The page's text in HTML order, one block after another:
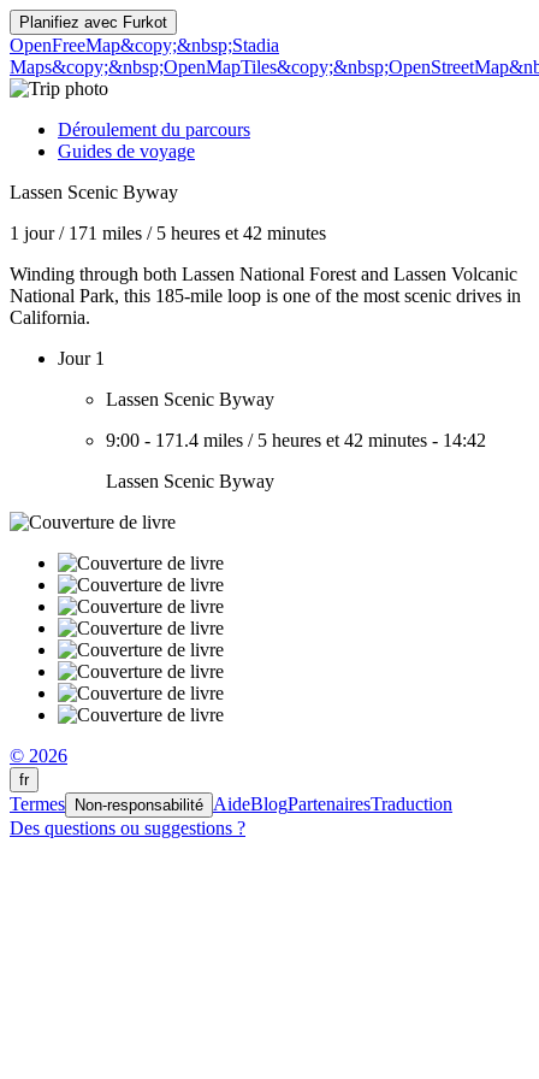
Planifiez avec Furkot
OpenFreeMap&copy;&nbsp;Stadia
Maps&copy;&nbsp;OpenMapTiles
Déroulement du parcours
Guides de voyage
Lassen Scenic Byway
1 jour/ 171 miles / 5 heures et 42 minutes
Winding through both Lassen National Forest and Lassen Volcanic
National Park, this 185-mile loop is one of the most scenic drives in
California.
Jour 1
Lassen Scenic Byway
9:00 - 171.4 miles / 5 heures et 42 minutes - 14:42
Lassen Scenic Byway
© 2026
fr
Termes Non-responsabilité AideBlogPartenairesTraduction
Des questions ou suggestions ?